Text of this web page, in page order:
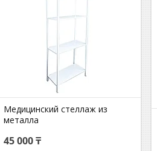
Медицинский стеллаж из
металла
45 000 ₸